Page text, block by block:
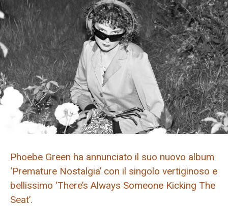
Phoebe Green ha annunciato il suo nuovo album
‘Premature Nostalgia’ con il singolo vertiginoso e
bellissimo ‘There’s Always Someone Kicking The
Seat’.